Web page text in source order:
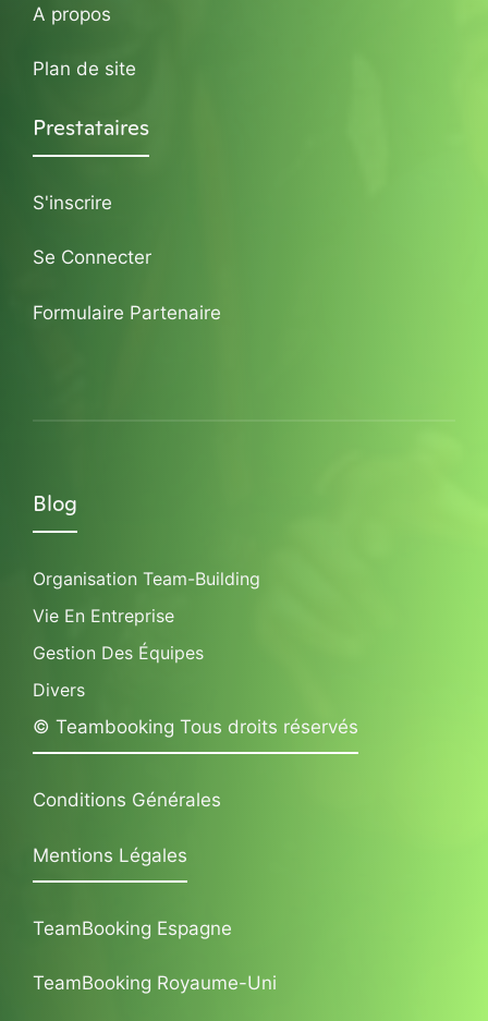
A propos
Plan de site
Prestataires
S'inscrire
Se Connecter
Formulaire Partenaire
Blog
Organisation Team-Building
Vie En Entreprise
Gestion Des Équipes
Divers
© Teambooking Tous droits réservés
Conditions Générales
Mentions Légales
TeamBooking Espagne
TeamBooking Royaume-Uni